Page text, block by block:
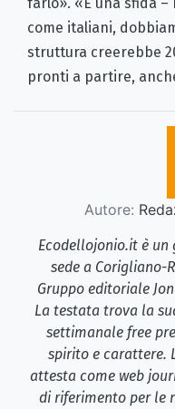
farlo». «È una sfida –
come italiani,
struttura creerebbe
pronti a partire,
Autore:
Ecodellojonio.it è un
sede a Corigliano-
Gruppo editoriale
La testata trova la
settimanale free
spirito e carattere.
attesta come web
di riferimento per le